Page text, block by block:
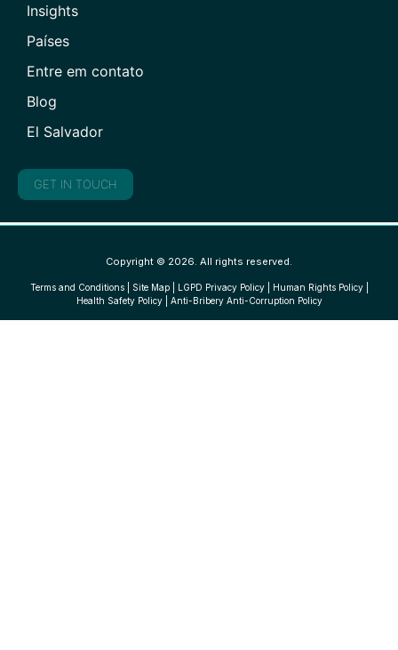
Insights
Países
Entre em contato
Blog
El Salvador
GET IN TOUCH
Copyright © 2026. All rights reserved.
Terms and Conditions| Site Map| LGPD Privacy Policy| Human Rights Policy|
Health Safety Policy| Anti-Bribery Anti-Corruption Policy